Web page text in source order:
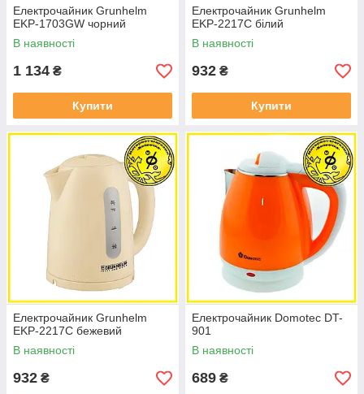
Електрочайник Grunhelm
EKP-1703GW чорний
В наявності
1 134 ₴
Купити
Електрочайник Grunhelm
EKP-2217C білий
В наявності
932 ₴
Купити
Електрочайник Grunhelm
EKP-2217C бежевий
В наявності
932 ₴
Електрочайник Domotec DT-
901
В наявності
689 ₴